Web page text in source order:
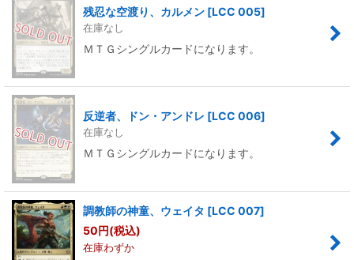
残忍な空渡り、カルメン [LCC 005]
在庫なし
ＭＴＧシングルカードになります。
反逆者、ドン・アンドレ [LCC 006]
在庫なし
ＭＴＧシングルカードになります。
調教師の神童、ウェイタ [LCC 007]
50円(税込)
在庫わずか